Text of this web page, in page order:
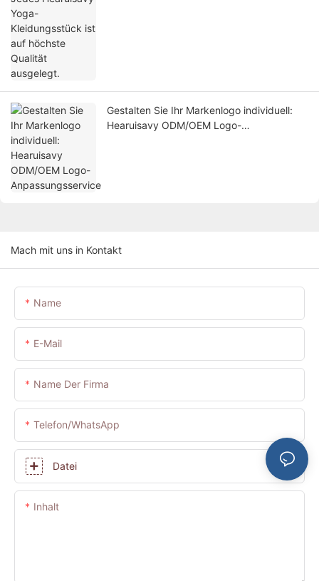
Gestalten Sie Ihr Markenlogo individuell:
Hearuisavy ODM/OEM Logo-
Mach mit uns in Kontakt
Name
E-Mail
Name Der Firma
Telefon/WhatsApp
Datei
Inhalt